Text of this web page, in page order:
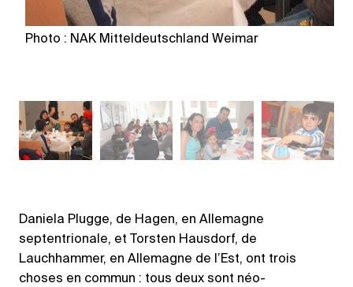
Photo : NAK Mitteldeutschland Weimar
Daniela Plugge, de Hagen, en Allemagne
septentrionale, et Torsten Hausdorf, de
Lauchhammer, en Allemagne de l’Est, ont trois
choses en commun : tous deux sont néo-